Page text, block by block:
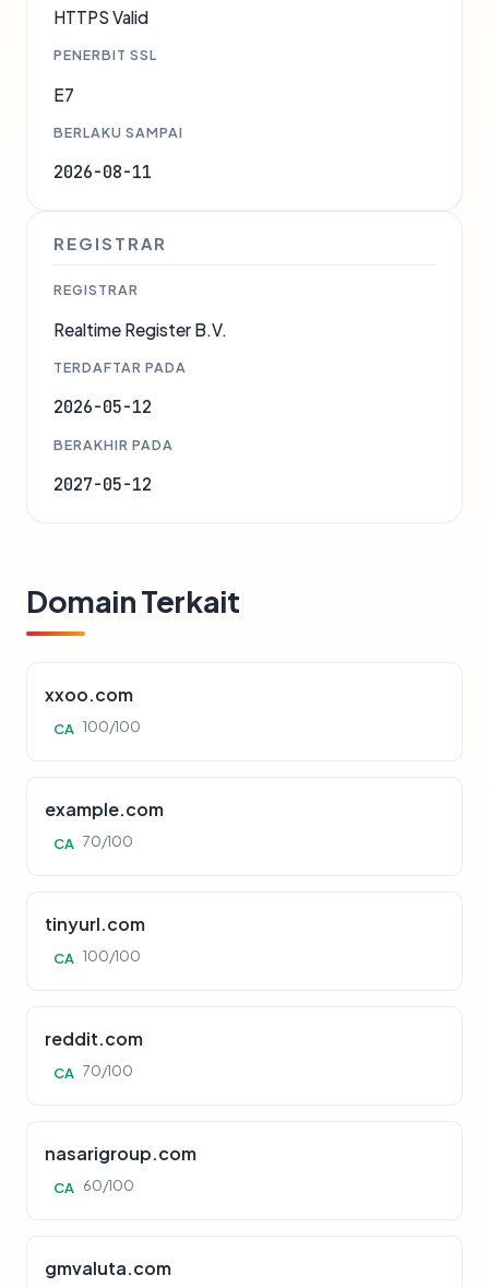
HTTPS Valid
PENERBIT SSL
E7
BERLAKU SAMPAI
2026-08-11
REGISTRAR
REGISTRAR
Realtime Register B.V.
TERDAFTAR PADA
2026-05-12
BERAKHIR PADA
2027-05-12
Domain Terkait
xxoo.com
CA 100/100
example.com
CA 70/100
tinyurl.com
CA 100/100
reddit.com
CA 70/100
nasarigroup.com
CA 60/100
gmvaluta.com